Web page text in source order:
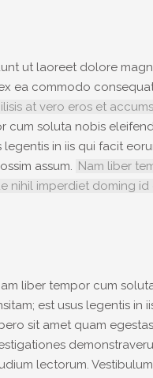
ut laoreet dolore
ea commodo
at vero eros et
cum soluta nobis
in iis qui facit
assum. Nam liber
nihil imperdiet doming
liber tempor cum
est usus legentis in
sit amet quam
lectorum.